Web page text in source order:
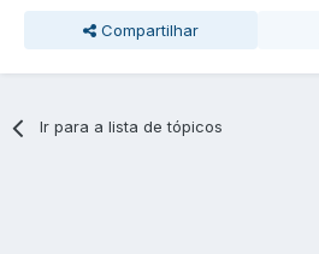
Compartilhar
Ir para a lista de tópicos